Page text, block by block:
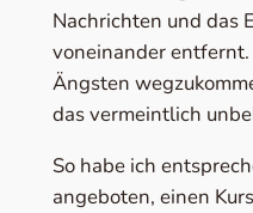
Nachrichten und das
voneinander
Ängsten
das vermeintlich
So habe ich
angeboten, einen